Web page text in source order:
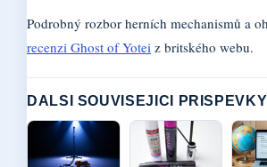
Podrobný rozbor herních mechanismů a
recenzi Ghost of Yotei z britského webu.
DALSI SOUVISEJICI PRISPEVKY